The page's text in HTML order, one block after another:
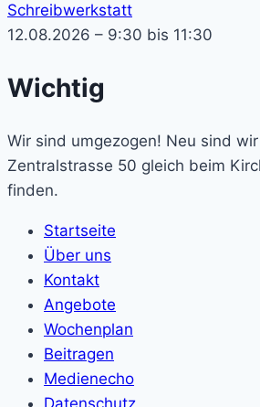
Schreibwerkstatt
12.08.2026 – 9:30 bis 11:30
Wichtig
Wir sind umgezogen! Neu sind
Zentralstrasse 50 gleich beim
finden.
Startseite
Über uns
Kontakt
Angebote
Wochenplan
Beitragen
Medienecho
Datenschutz